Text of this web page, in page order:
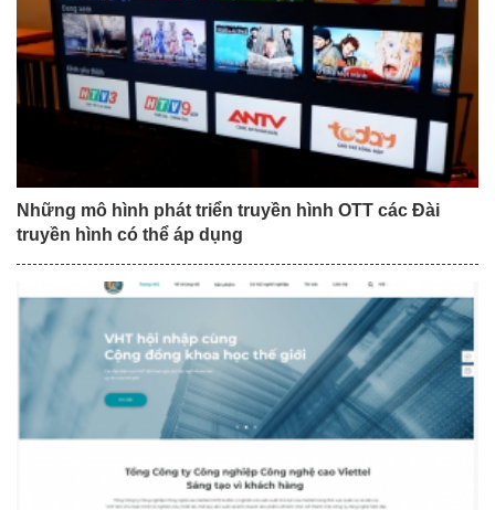
Những mô hình phát triển truyền hình OTT các Đài
truyền hình có thể áp dụng